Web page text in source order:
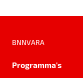
BNNVARA
Programma's